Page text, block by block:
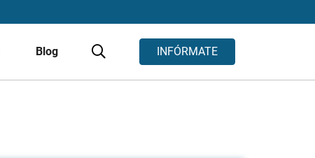
Blog INFÓRMATE